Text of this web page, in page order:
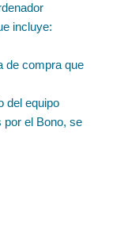
incluye:
de compra que
del equipo
por el Bono, se